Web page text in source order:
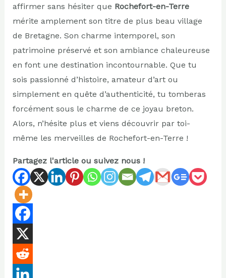
affirmer sans hésiter que Rochefort-en-Terre
mérite amplement son titre de plus beau village
de Bretagne. Son charme intemporel, son
patrimoine préservé et son ambiance chaleureuse
en font une destination incontournable. Que tu
sois passionné d’histoire, amateur d’art ou
simplement en quête d’authenticité, tu tomberas
forcément sous le charme de ce joyau breton.
Alors, n’hésite plus et viens découvrir par toi-
même les merveilles de Rochefort-en-Terre !
Partagez l'article ou suivez nous !